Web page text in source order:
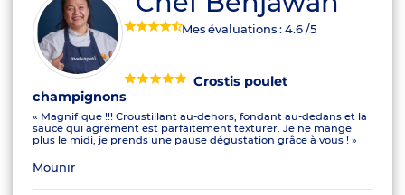
Mes évaluations :4.6/5
Crostis poulet
champignons
« Magnifique !!! Croustillant au-dehors, fondant au-dedans et la
sauce qui agrément est parfaitement texturer. Je ne mange
plus le midi, je prends une pause dégustation grâce à vous ! »
Mounir